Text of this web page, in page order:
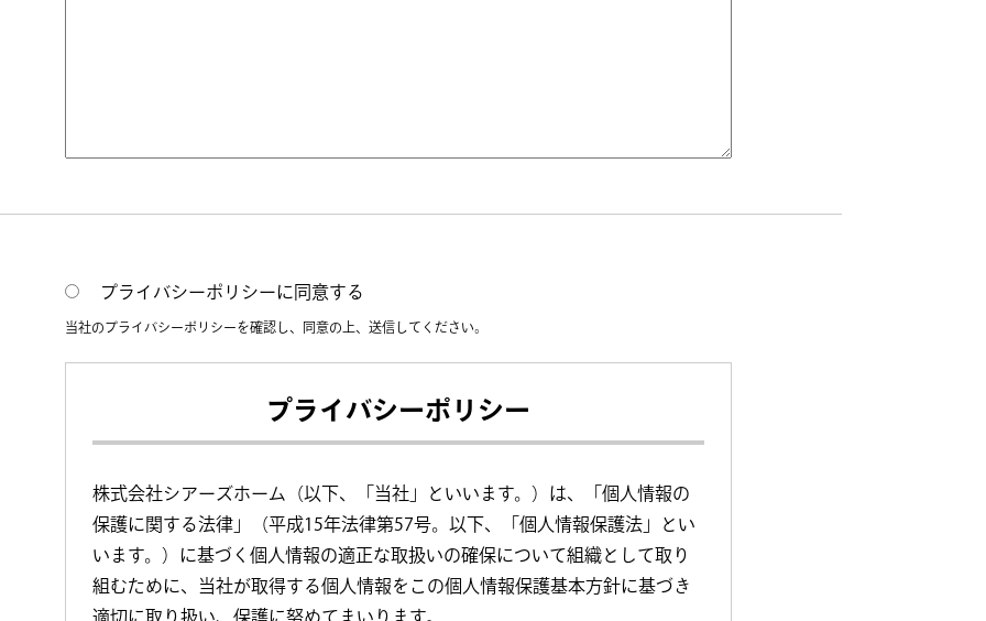
プライバシーポリシーに同意する
当社のプライバシーポリシーを確認し、同意の上、送信してください。
プライバシーポリシー
株式会社シアーズホーム（以下、「当社」といいます。）は、「個人情報の
保護に関する法律」（平成15年法律第57号。以下、「個人情報保護法」とい
います。）に基づく個人情報の適正な取扱いの確保について組織として取り
組むために、当社が取得する個人情報をこの個人情報保護基本方針に基づき
適切に取り扱い、保護に努めてまいります。